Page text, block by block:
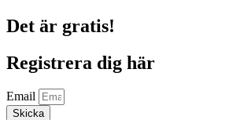
Det är gratis!
Registrera dig här
Email
Skicka